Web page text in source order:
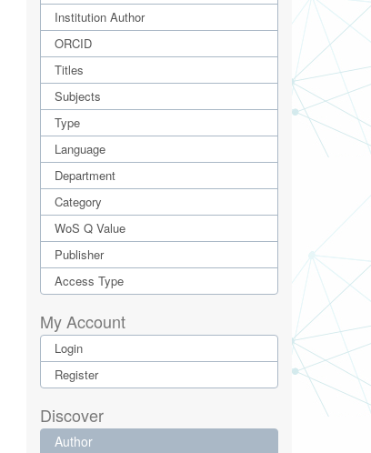
Institution Author
ORCID
Titles
Subjects
Type
Language
Department
Category
WoS Q Value
Publisher
Access Type
My Account
Login
Register
Discover
Author